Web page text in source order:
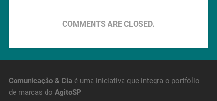
COMMENTS ARE CLOSED.
Comunicação & Ciaé uma iniciativa que integra o portfólio
de marcas do AgitoSP